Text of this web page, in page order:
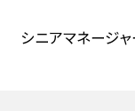
インターンシ
シニアマネージ